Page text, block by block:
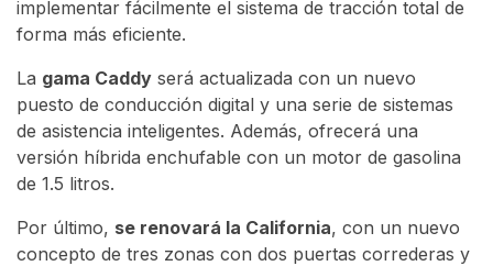
implementar fácilmente el sistema de tracción total de
forma más eficiente.
La gama Caddy será actualizada con un nuevo
puesto de conducción digital y una serie de sistemas
de asistencia inteligentes. Además, ofrecerá una
versión híbrida enchufable con un motor de gasolina
de 1.5 litros.
Por último, se renovará la California, con un nuevo
concepto de tres zonas con dos puertas correderas y